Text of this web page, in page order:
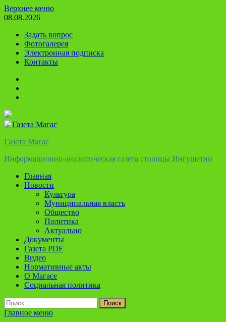
Перейти
к
Верхнее меню
08.08.2026
Задать вопрос
Фотогалерея
Электронная подписка
Контакты
Газета Магас
Информационно-аналитическая газета столицы Ингушетии
Главная
Новости
Культура
Муниципальная власть
Общество
Политика
Актуально
Документы
Газета PDF
Видео
Нормативные акты
О Магасе
Социальная политика
Найти:
Главное меню